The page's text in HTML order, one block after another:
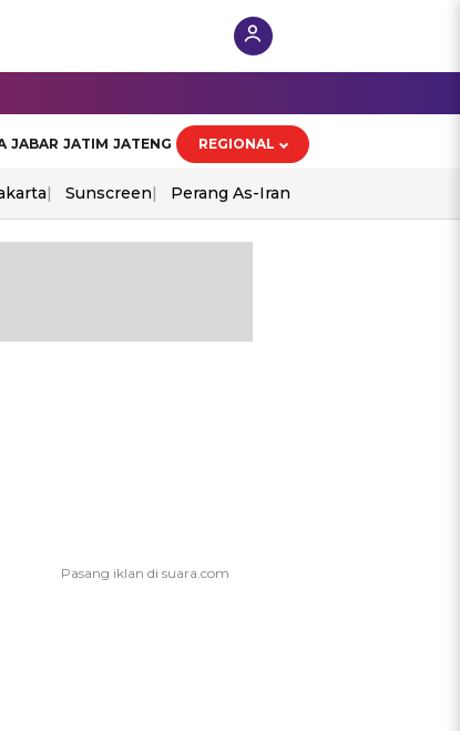
JABAR JATIM JATENG REGIONAL
Sunscreen Perang As-Iran